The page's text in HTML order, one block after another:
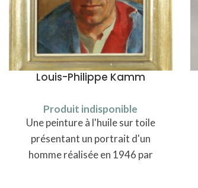
Louis-Philippe Kamm
Produit indisponible
Une peinture à l'huile sur toile
présentant un portrait d'un
homme réalisée en 1946 par